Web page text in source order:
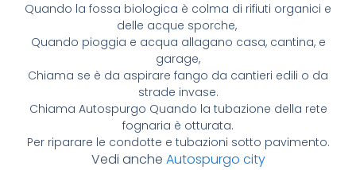
Quando la fossa biologica è colma di rifiuti organici e
delle acque sporche,
Quando pioggia e acqua allagano casa, cantina, e
garage,
Chiama se è da aspirare fango da cantieri edili o da
strade invase.
Chiama Autospurgo Quando la tubazione della rete
fognaria è otturata.
Per riparare le condotte e tubazioni sotto pavimento.
Vedi anche Autospurgo city